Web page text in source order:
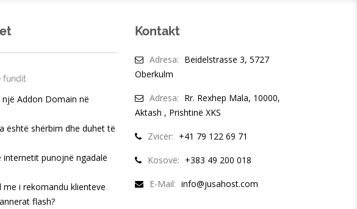
fundit
Addon Domain në
është shërbim dhe duhet të
internetit punojnë ngadalë
me i rekomandu klienteve
flash?
Kontakt
Adresa: Beidelstrasse 3, 5727
Oberkulm
Adresa: Rr. Rexhep Mala, 10000,
Aktash , Prishtinë XKS
Zvicër: +41 79 122 69 71
Kosovë: +383 49 200 018
E-Mail: info@jusahost.com